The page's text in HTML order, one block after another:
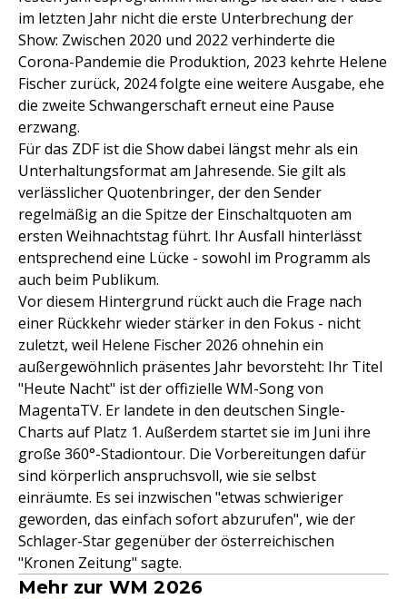
im letzten Jahr nicht die erste Unterbrechung der
Show: Zwischen 2020 und 2022 verhinderte die
Corona-Pandemie die Produktion, 2023 kehrte Helene
Fischer zurück, 2024 folgte eine weitere Ausgabe, ehe
die zweite Schwangerschaft erneut eine Pause
erzwang.
Für das ZDF ist die Show dabei längst mehr als ein
Unterhaltungsformat am Jahresende. Sie gilt als
verlässlicher Quotenbringer, der den Sender
regelmäßig an die Spitze der Einschaltquoten am
ersten Weihnachtstag führt. Ihr Ausfall hinterlässt
entsprechend eine Lücke - sowohl im Programm als
auch beim Publikum.
Vor diesem Hintergrund rückt auch die Frage nach
einer Rückkehr wieder stärker in den Fokus - nicht
zuletzt, weil Helene Fischer 2026 ohnehin ein
außergewöhnlich präsentes Jahr bevorsteht: Ihr Titel
"Heute Nacht" ist der offizielle WM-Song von
MagentaTV. Er landete in den deutschen Single-
Charts auf Platz 1. Außerdem startet sie im Juni ihre
große 360°-Stadiontour. Die Vorbereitungen dafür
sind körperlich anspruchsvoll, wie sie selbst
einräumte. Es sei inzwischen "etwas schwieriger
geworden, das einfach sofort abzurufen", wie der
Schlager-Star gegenüber der österreichischen
"Kronen Zeitung" sagte.
Mehr zur WM 2026